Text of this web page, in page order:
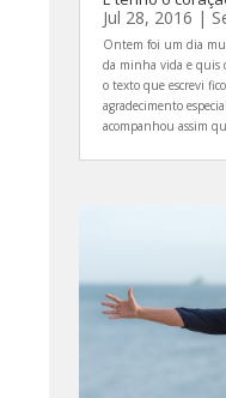
Jul 28, 2016 |
Ontem foi um dia
da minha vida e quis
o texto que escrevi
agradecimento
acompanhou assim